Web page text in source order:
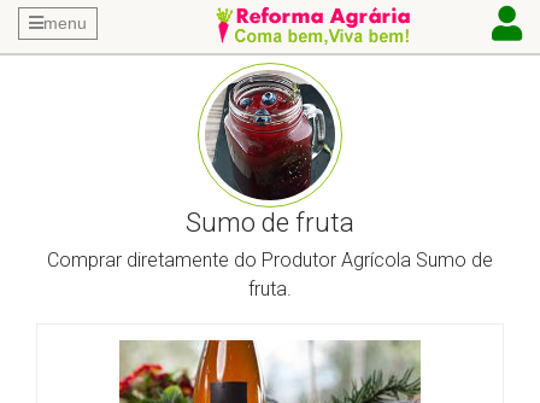
menu
Sumo de fruta
Comprar diretamente do Produtor Agrícola Sumo de
fruta.